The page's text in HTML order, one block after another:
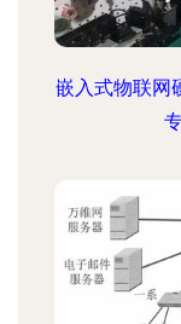
嵌入式物联网